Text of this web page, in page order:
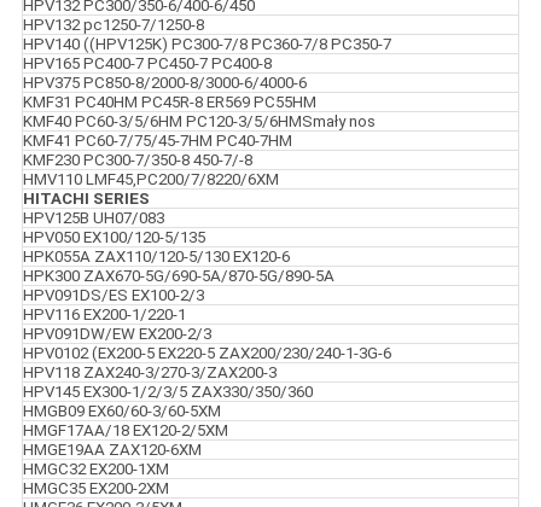
HPV132 PC300/350-6/400-6/450
HPV132 pc1250-7/1250-8
HPV140 ((HPV125K) PC300-7/8 PC360-7/8 PC350-7
HPV165 PC400-7 PC450-7 PC400-8
HPV375 PC850-8/2000-8/3000-6/4000-6
KMF31 PC40HM PC45R-8 ER569 PC55HM
KMF40 PC60-3/5/6HM PC120-3/5/6HMSmały nos
KMF41 PC60-7/75/45-7HM PC40-7HM
KMF230 PC300-7/350-8 450-7/-8
HMV110 LMF45,PC200/7/8220/6XM
HITACHI SERIES
HPV125B UH07/083
HPV050 EX100/120-5/135
HPK055A ZAX110/120-5/130 EX120-6
HPK300 ZAX670-5G/690-5A/870-5G/890-5A
HPV091DS/ES EX100-2/3
HPV116 EX200-1/220-1
HPV091DW/EW EX200-2/3
HPV0102 (EX200-5 EX220-5 ZAX200/230/240-1-3G-6
HPV118 ZAX240-3/270-3/ZAX200-3
HPV145 EX300-1/2/3/5 ZAX330/350/360
HMGB09 EX60/60-3/60-5XM
HMGF17AA/18 EX120-2/5XM
HMGE19AA ZAX120-6XM
HMGC32 EX200-1XM
HMGC35 EX200-2XM